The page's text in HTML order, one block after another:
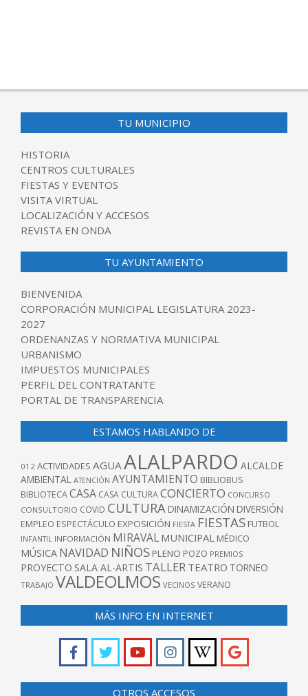
TU MUNICIPIO
HISTORIA
CENTROS CULTURALES
FIESTAS Y EVENTOS
VISITA VIRTUAL
LOCALIZACIÓN Y ACCESOS
REVISTA EN ONDA
TU AYUNTAMIENTO
BIENVENIDA
CORPORACIÓN MUNICIPAL LEGISLATURA 2023-
2027
ORDENANZAS Y NORMATIVA MUNICIPAL
URBANISMO
IMPUESTOS MUNICIPALES
PERFIL DEL CONTRATANTE
PORTAL DE TRANSPARENCIA
ESTAMOS HABLANDO DE
012 ACTIVIDADES AGUA ALALPARDO ALCALDE
AMBIENTAL ATENCIÓN AYUNTAMIENTO BIBLIOBUS
BIBLIOTECACASA CASA CULTURACONCIERTO CONCURSO
CONSULTORIO COVID CULTURA DINAMIZACIÓN DIVERSIÓN
EMPLEO ESPECTÁCULO EXPOSICIÓN FIESTA FIESTAS FUTBOL
INFANTIL INFORMACIÓN MIRAVAL MUNICIPAL MÉDICO
MÚSICA NAVIDAD NIÑOS PLENO POZO PREMIOS
PROYECTO SALA AL-ARTIS TALLER TEATRO TORNEO
TRABAJO VALDEOLMOS VECINOS VERANO
MÁS INFO EN INTERNET
OTROS ACCESOS